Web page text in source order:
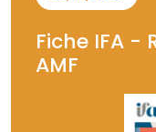
Fiche IFA -
AMF